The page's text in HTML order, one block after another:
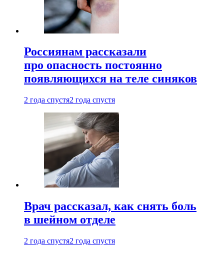
Россиянам рассказали
про опасность постоянно
появляющихся на теле синяков
2 года спустя2 года спустя
Врач рассказал, как снять боль
в шейном отделе
2 года спустя2 года спустя